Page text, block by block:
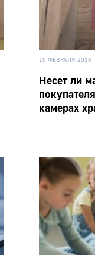
10 ФЕВРАЛЯ 2026
Несет ли
камерах